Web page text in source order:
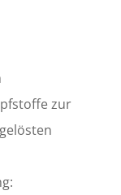
zur